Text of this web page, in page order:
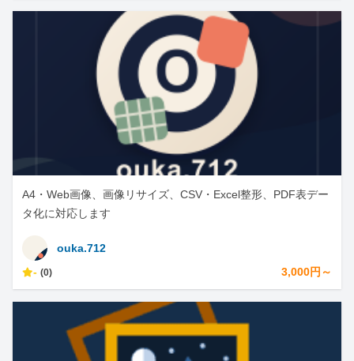
A4・Web画像、画像リサイズ、CSV・Excel整形、PDF表デー
タ化に対応します
ouka.712
- (0) 3,000円～